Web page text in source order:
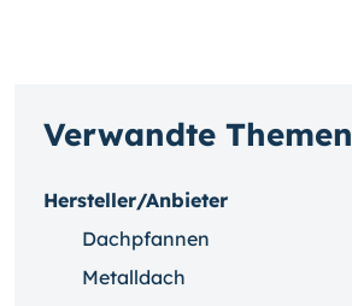
Verwandte Themen
Hersteller/Anbieter
Dachpfannen
Metalldach